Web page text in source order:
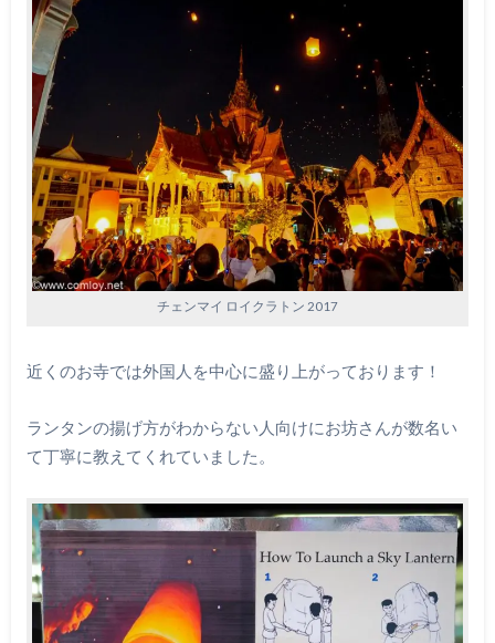
チェンマイ ロイクラトン 2017
近くのお寺では外国人を中心に盛り上がっております！
ランタンの揚げ方がわからない人向けにお坊さんが数名い
て丁寧に教えてくれていました。